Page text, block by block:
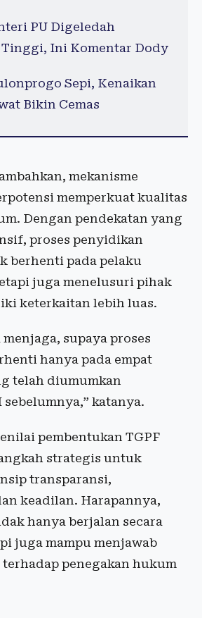
PU Digeledah
Tinggi, Ini Komentar Dody
Sepi, Kenaikan
Bikin Cemas
mekanisme
memperkuat kualitas
Dengan pendekatan yang
proses penyidikan
berhenti pada pelaku
juga menelusuri pihak
keterkaitan lebih luas.
supaya proses
hanya pada empat
telah diumumkan
sebelumnya,” katanya.
pembentukan TGPF
strategis untuk
transparansi,
keadilan. Harapannya,
hanya berjalan secara
juga mampu menjawab
penegakan hukum